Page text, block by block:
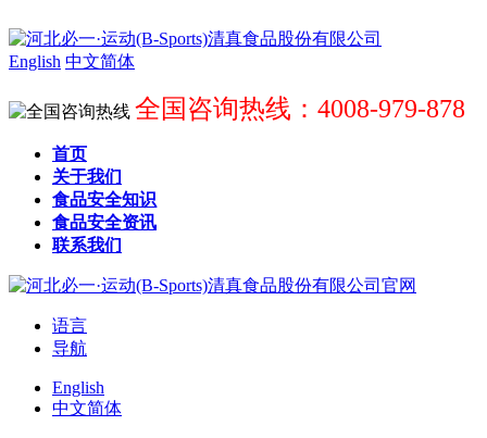
English 中文简体
全国咨询热线：4008-979-878
首页
关于我们
食品安全知识
食品安全资讯
联系我们
语言
导航
English
中文简体